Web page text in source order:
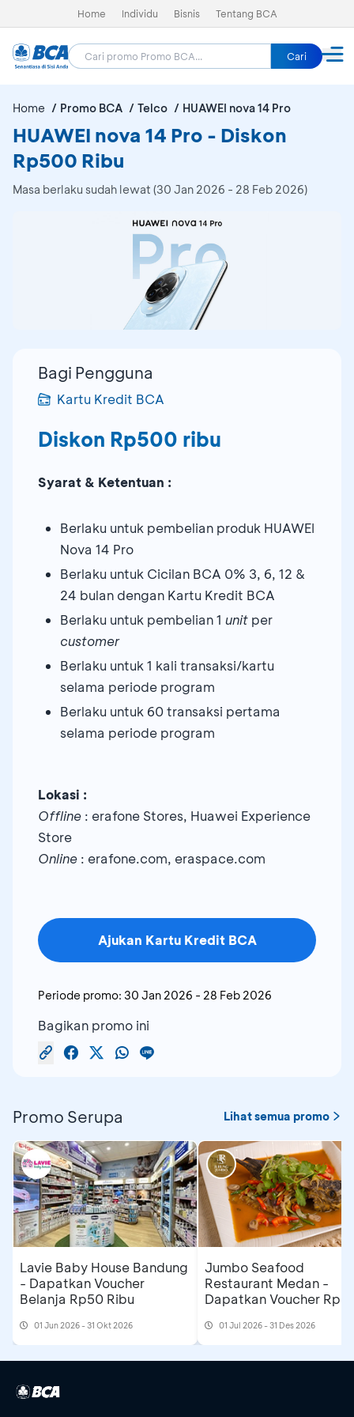
Home Individu Bisnis Tentang BCA
Cari
Home Promo BCA Telco HUAWEI nova 14 Pro
HUAWEI nova 14 Pro - Diskon
Rp500 Ribu
Masa berlaku sudah lewat (30 Jan 2026 - 28 Feb 2026)
Bagi Pengguna
Kartu Kredit BCA
Diskon Rp500 ribu
Syarat & Ketentuan :
Berlaku untuk pembelian produk HUAWEI
Nova 14 Pro
Berlaku untuk Cicilan BCA 0% 3, 6, 12 &
24 bulan dengan Kartu Kredit BCA
Berlaku untuk pembelian 1 unit per
customer
Berlaku untuk 1 kali transaksi/kartu
selama periode program
Berlaku untuk 60 transaksi pertama
selama periode program
Lokasi :
Offline : erafone Stores, Huawei Experience
Store
Online : erafone.com, eraspace.com
Ajukan Kartu Kredit BCA
Periode promo: 30 Jan 2026 - 28 Feb 2026
Bagikan promo ini
Promo Serupa Lihat semua promo
Lavie Baby House Bandung
- Dapatkan Voucher
Belanja Rp50 Ribu
01 Jun 2026 - 31 Okt 2026
Jumbo Seafood
Restaurant Medan -
Dapatkan Voucher
01 Jul 2026 - 31 Des 2026